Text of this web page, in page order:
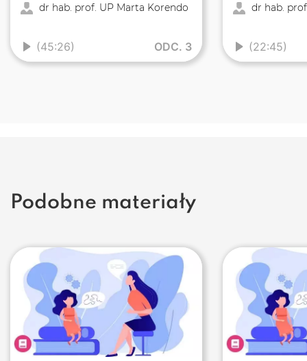
dr hab. prof. UP Marta Korendo
(45:26) ODC. 3
dr hab.
(22:45)
Podobne materiały